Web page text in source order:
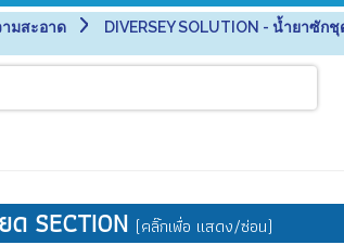
ามสะอาด DIVERSEY SOLUTION - น้ำยาซั
ด SECTION (คลิ๊กเพื่อ แสดง/ซ่อน)